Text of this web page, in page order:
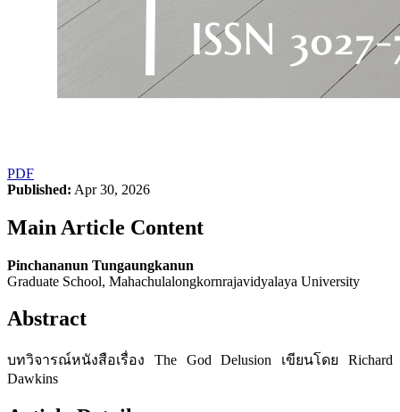
PDF
Published: Apr 30, 2026
Main Article Content
Pinchananun Tungaungkanun
Graduate School, Mahachulalongkornrajavidyalaya University
Abstract
บทวิจารณ์หนังสือเรื่อง The God Delusion เขียนโดย Richard
Dawkins